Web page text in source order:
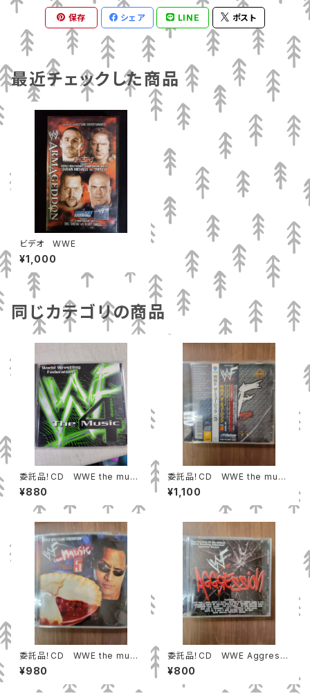
保存 シェア LINE ポスト
最近チェックした商品
ビデオ WWE
¥1,000
同じカテゴリの商品
委託品！CD WWE the musi
c vol.4 中古
¥880
委託品！CD WWE the musi
c vol.3 中古
¥1,100
委託品！CD WWE the musi
c vol.5 中古
¥980
委託品！CD WWE Aggressi
on 中古
¥800